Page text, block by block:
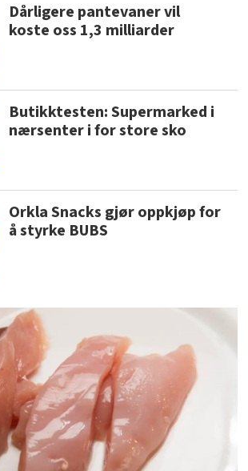
Dårligere pantevaner vil
koste oss 1,3 milliarder
Butikktesten: Supermarked i
nærsenter i for store sko
Orkla Snacks gjør oppkjøp for
å styrke BUBS